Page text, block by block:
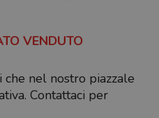
VENDUTO
nel nostro piazzale
Contattaci per